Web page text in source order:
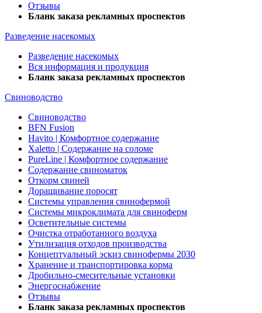
Отзывы
Бланк заказа рекламных проспектов
Разведение насекомых
Разведение насекомых
Вся информация и продукция
Бланк заказа рекламных проспектов
Свиноводство
Свиноводство
BFN Fusion
Havito | Комфортное содержание
Xaletto | Содержание на соломе
PureLine | Комфортное содержание
Содержание свиноматок
Откорм свиней
Доращивание поросят
Системы управления свинофермой
Системы микроклимата для свиноферм
Осветительные системы
Очистка отработанного воздуха
Утилизация отходов производства
Концептуальный эскиз свинофермы 2030
Хранение и транспортировка корма
Дробильно-смесительные установки
Энергоснабжение
Отзывы
Бланк заказа рекламных проспектов